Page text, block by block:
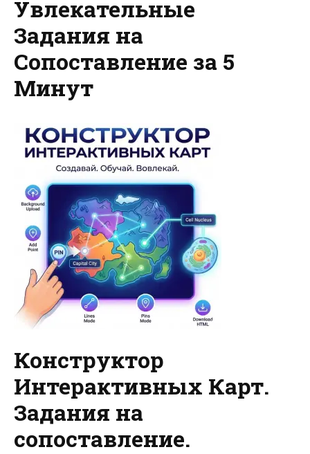
Увлекательные
Задания на
Сопоставление за 5
Минут
Конструктор
Интерактивных Карт.
Задания на
сопоставление.